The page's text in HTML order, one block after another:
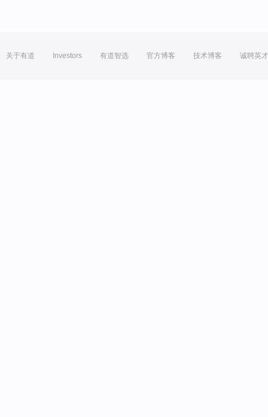
关于有道 Investors 有道智选 官方博客 技术博客 诚聘英才